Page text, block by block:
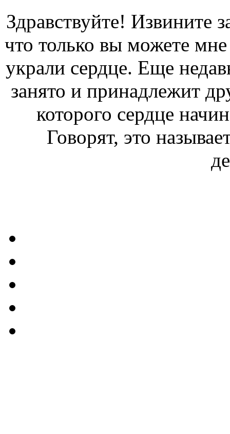
Здравствуйте! Извините
что только вы можете
украли сердце. Еще
занято и принадлежит
которого сердце
Говорят, это